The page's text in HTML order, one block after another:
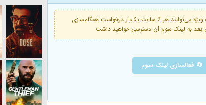
فعال است. با خرید اشتراک ویژه می‌توانید هر 2 ساعت یک‌بار درخواست همگام‌سازی
🔄 فعالسازی لینک سوم